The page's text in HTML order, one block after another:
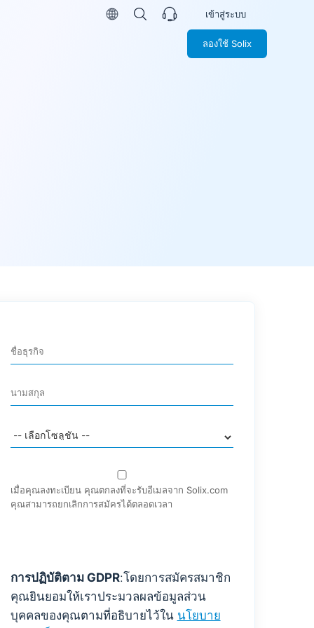
เข้าสู่ระบบ
ลองใช้ Solix
เมื่อคุณลงทะเบียน คุณตกลงที่จะรับอีเมลจาก Solix.com
คุณสามารถยกเลิกการสมัครได้ตลอดเวลา
การปฏิบัติตาม GDPR:โดยการสมัครสมาชิก
คุณยินยอมให้เราประมวลผลข้อมูลส่วน
บุคคลของคุณตามที่อธิบายไว้ใน นโยบาย